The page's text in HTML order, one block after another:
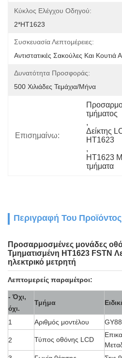
Κύκλος Ελέγχου Οδηγού:
2*HT1623
Συσκευασία Λεπτομέρειες:
Αντιστατικές Σακούλες Και Κουτιά
Δυνατότητα Προσφοράς:
500 Χιλιάδες Τεμάχια/μήνα
Επισημαίνω:
τμήματος
,
Δείκτης
HT1623
,
HT1623
τμήματα
Περιγραφή Του Προϊόντος
Προσαρμοσμένες μονάδες
Τμηματισμένη HT1623 FSTN
ηλεκτρικό μετρητή
Λεπτομερείς παραμέτροι:
- Όχι,
όχι.
Τμήμα
1 Αριθμός μοντέλου
2 Τύπος οθόνης LCD